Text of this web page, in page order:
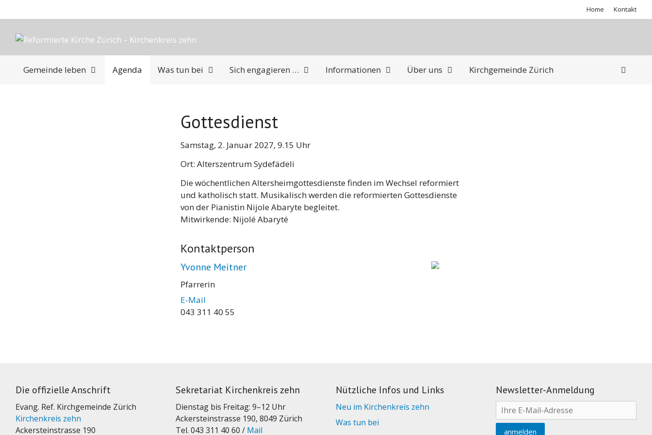
zum
Home Kontakt
Gemeinde leben Agenda Was tun bei Sich engagieren … Informationen Über uns Kirchgemeinde Zürich
Gottesdienst
Samstag, 2. Januar 2027, 9.15 Uhr
Ort: Alterszentrum Sydefädeli
Die wöchentlichen Altersheimgottesdienste finden im Wechsel reformiert
und katholisch statt. Musikalisch werden die reformierten Gottesdienste
von der Pianistin Nijole Abaryte begleitet.
Mitwirkende: Nijolé Abaryté
Kontaktperson
Yvonne Meitner
Pfarrerin
E-Mail
043 311 40 55
Die offizielle Anschrift
Evang. Ref. Kirchgemeinde Zürich
Kirchenkreis zehn
Ackersteinstrasse 190
Sekretariat Kirchenkreis zehn
Dienstag bis Freitag: 9–12 Uhr
Ackersteinstrasse 190, 8049 Zürich
Tel. 043 311 40 60 / Mail
Nützliche Infos und Links
Neu im Kirchenkreis zehn
Was tun bei
Newsletter-Anmeldung